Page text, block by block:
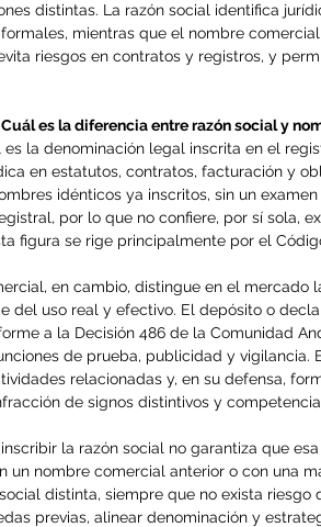
distintas. La razón social identifica
mientras que el nombre
riesgos en contratos y registros, y
es la diferencia entre razón social y
es la denominación legal inscrita en el
en estatutos, contratos, facturación y
idénticos ya inscritos, sin un
por lo que no confiere, por sí sola,
figura se rige principalmente por el
en cambio, distingue en el
del uso real y efectivo. El depósito o
a la Decisión 486 de la Comunidad
de prueba, publicidad y vigilancia.
relacionadas y, en su defensa,
de signos distintivos y
la razón social no garantiza que
un nombre comercial anterior o con una
distinta, siempre que no exista
previas, alinear denominación y